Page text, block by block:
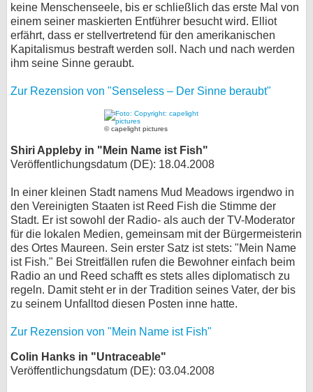
keine Menschenseele, bis er schließlich das erste Mal von
einem seiner maskierten Entführer besucht wird. Elliot
erfährt, dass er stellvertretend für den amerikanischen
Kapitalismus bestraft werden soll. Nach und nach werden
ihm seine Sinne geraubt.
Zur Rezension von "Senseless – Der Sinne beraubt"
© capelight pictures
Shiri Appleby in "Mein Name ist Fish"
Veröffentlichungsdatum (DE): 18.04.2008
In einer kleinen Stadt namens Mud Meadows irgendwo in
den Vereinigten Staaten ist Reed Fish die Stimme der
Stadt. Er ist sowohl der Radio- als auch der TV-Moderator
für die lokalen Medien, gemeinsam mit der Bürgermeisterin
des Ortes Maureen. Sein erster Satz ist stets: "Mein Name
ist Fish." Bei Streitfällen rufen die Bewohner einfach beim
Radio an und Reed schafft es stets alles diplomatisch zu
regeln. Damit steht er in der Tradition seines Vater, der bis
zu seinem Unfalltod diesen Posten inne hatte.
Zur Rezension von "Mein Name ist Fish"
Colin Hanks in "Untraceable"
Veröffentlichungsdatum (DE): 03.04.2008